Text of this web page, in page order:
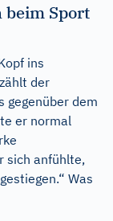
beim Sport
ins
der
gegenüber dem
er normal
sich anfühlte,
Was